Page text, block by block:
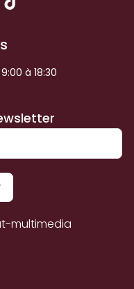
à 18:30
multimedia